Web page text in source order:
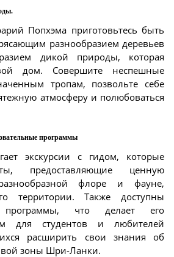
Попхэма приготовьтесь быть
разнообразием деревьев
дикой природы, которая
дом. Совершите неспешные
тропам, позвольте себе
атмосферу и полюбоваться
программы
экскурсии с гидом, которые
предоставляющие ценную
флоре и фауне,
территории. Также доступны
программы, что делает его
для студентов и любителей
расширить свои знания об
зоны Шри-Ланки.